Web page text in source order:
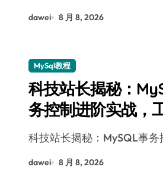
dawei 8 月 8, 2026
MySql教程
科技站长揭秘：
务控制进阶实战，
必知技巧
科技站长揭秘：MySQL事
dawei 8 月 8, 2026